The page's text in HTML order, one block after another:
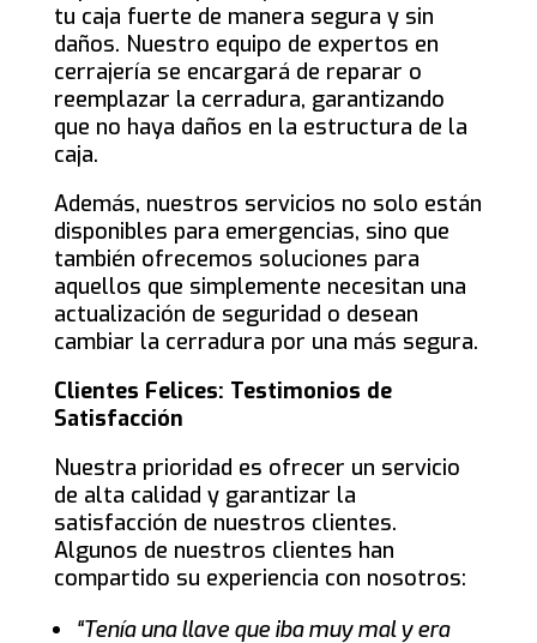
tu caja fuerte de manera segura y sin
daños. Nuestro equipo de expertos en
cerrajería se encargará de reparar o
reemplazar la cerradura, garantizando
que no haya daños en la estructura de la
caja.
Además, nuestros servicios no solo están
disponibles para emergencias, sino que
también ofrecemos soluciones para
aquellos que simplemente necesitan una
actualización de seguridad o desean
cambiar la cerradura por una más segura.
Clientes Felices: Testimonios de
Satisfacción
Nuestra prioridad es ofrecer un servicio
de alta calidad y garantizar la
satisfacción de nuestros clientes.
Algunos de nuestros clientes han
compartido su experiencia con nosotros:
“Tenía una llave que iba muy mal y era